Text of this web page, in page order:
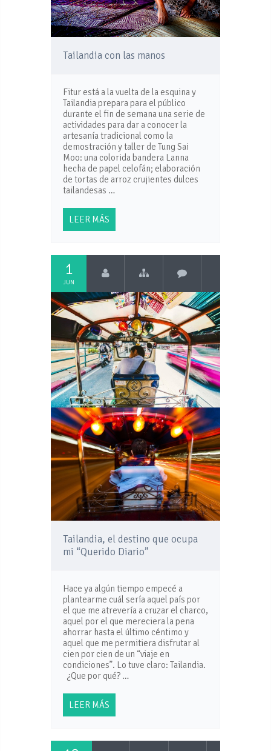
Tailandia con las manos
Fitur está a la vuelta de la esquina y
Tailandia prepara para el público
durante el fin de semana una serie de
actividades para dar a conocer la
artesanía tradicional como la
demostración y taller de Tung Sai
Moo: una colorida bandera Lanna
hecha de papel celofán; elaboración
de tortas de arroz crujientes dulces
tailandesas …
LEER MÁS
1
JUN
Tailandia, el destino que ocupa
mi “Querido Diario”
Hace ya algún tiempo empecé a
plantearme cuál sería aquel país por
el que me atrevería a cruzar el charco,
aquel por el que mereciera la pena
ahorrar hasta el último céntimo y
aquel que me permitiera disfrutar al
cien por cien de un “viaje en
condiciones”. Lo tuve claro: Tailandia.
¿Que por qué? …
LEER MÁS